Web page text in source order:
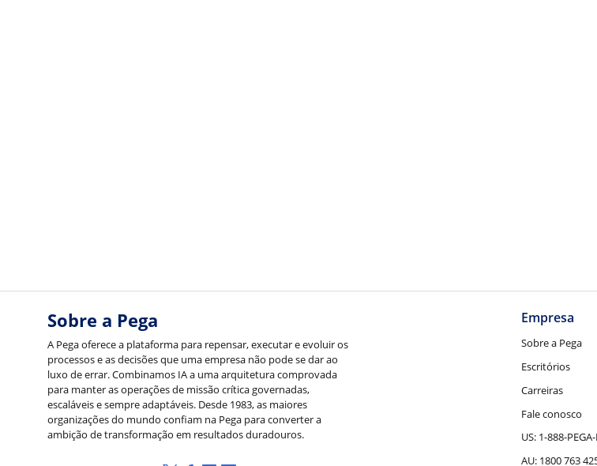
Sobre a Pega
A Pega oferece a plataforma para repensar, executar e evoluir os
processos e as decisões que uma empresa não pode se dar ao
luxo de errar. Combinamos IA a uma arquitetura comprovada
para manter as operações de missão crítica governadas,
escaláveis e sempre adaptáveis. Desde 1983, as maiores
organizações do mundo confiam na Pega para converter a
ambição de transformação em resultados duradouros.
Empresa
Sobre a Pega
Escritórios
Carreiras
Fale conosco
US: 1-888-
AU: 1800 763